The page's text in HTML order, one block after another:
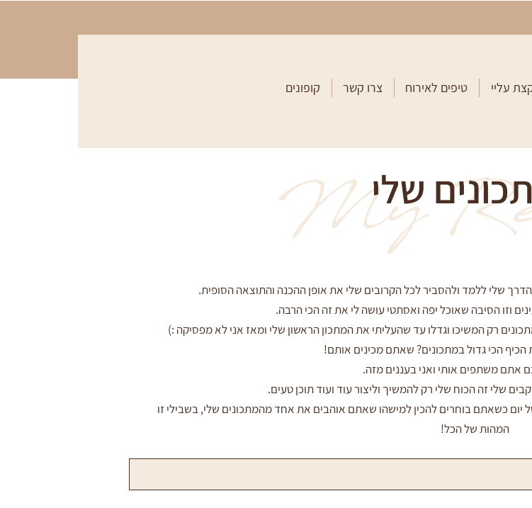
עליי טיפים לאירוח צרו קשר קופונים
Myשלי
שלי ללמד ולהסביר לכל הקרובים שלי את אופן ההכנה והתוצאה הסופית.
וזו הסיבה שאוכל יפה ואסתטי עושה לי את זה הכי הרבה.
רק המשיכו וגדלו עד שהעליתי את המתכון הראשון שלי ומאז אני לא מפסיקה :)
הכי גדול במתכונים? שאתם מכינים אותם!
אתם משתפים אותי ואני בעננים מזה.
שלי זה הכוח שלי רק להמשיך וליצור עוד ועוד תוכן טעים.
יום כשאתם בוחרים להכין למישהו שאתם אוהבים את אחד מהמתכונים שלי, בשבילי זו
המהות של הכל!